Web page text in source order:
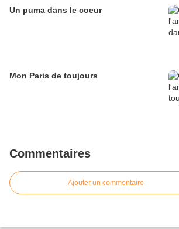
Un puma dans le coeur
Mon Paris de toujours
Commentaires
Ajouter un commentaire